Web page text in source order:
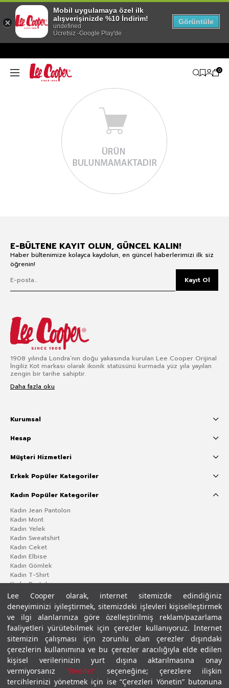
Lee Cooper olarak, internet sitemizde edindiğiniz
deneyiminizi iyileştirmek, sitemizdeki işlevleri kişiselleştirmek
ve ilgi alanlarınıza göre özelleştirilmiş reklam/pazarlama
faaliyetleri yürütebilmek için çerezler kullanıyoruz. İnternet
sitemizin çalışması için zorunlu olan çerezler dışındaki
çerezlerin kullanımına ve bu çerezler aracılığıyla elde edilen
kişisel verilerinizin yurt dışına aktarılmasına onay
vermiyorsanız “Reddet”seçeneğine; çerezlere ilişkin
tercihlerinizi yönetmek için ise “Çerezleri Yönetin” butonuna
0
E-BÜLTENE KAYIT OLUN, GÜNCEL KALIN!
Haber bültenimize kolayca kaydolun, en güncel haberlerimizi ilk siz
öğrenin!
Kayıt Ol
1908 yılında Londra’nın doğu yakasında kurulan Lee Cooper Orijinal
İngiliz Kot markası olarak ikonik statüsünü kurmada yüz yıla yayılan
zengin bir tarihe sahiptir.
Daha fazla oku
Kurumsal
Hesap
Müşteri Hizmetleri
Erkek Popüler Kategoriler
Kadın Popüler Kategoriler
Kadın Jean Pantolon
Kadın Mont
Kadın Yelek
Kadın Sweatshirt
Kadın Ceket
Kadın Elbise
Kadın Gömlek
Kadın T-Shirt
Kadın Pantolon
Gizlilik PolitikasıÇerez PolitikasıKVKK Aydınlatma MetniŞartlar ve Koşullar
Mobil uygulamaya özel ilk
alışverişinizde %10 İndirim!
undefined
Ücretsiz -Google Play'de
Görüntüle